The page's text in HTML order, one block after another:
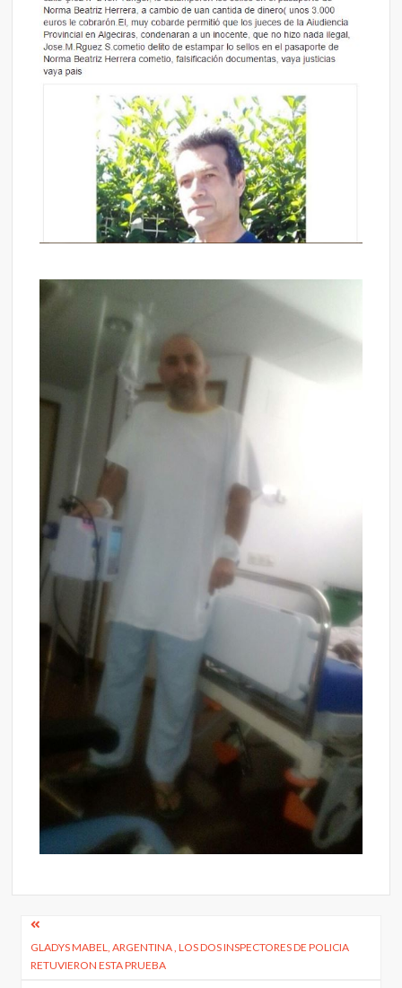
Navegación
de
GLADYS MABEL, ARGENTINA , LOS DOS INSPECTORES DE POLICIA
RETUVIERON ESTA PRUEBA